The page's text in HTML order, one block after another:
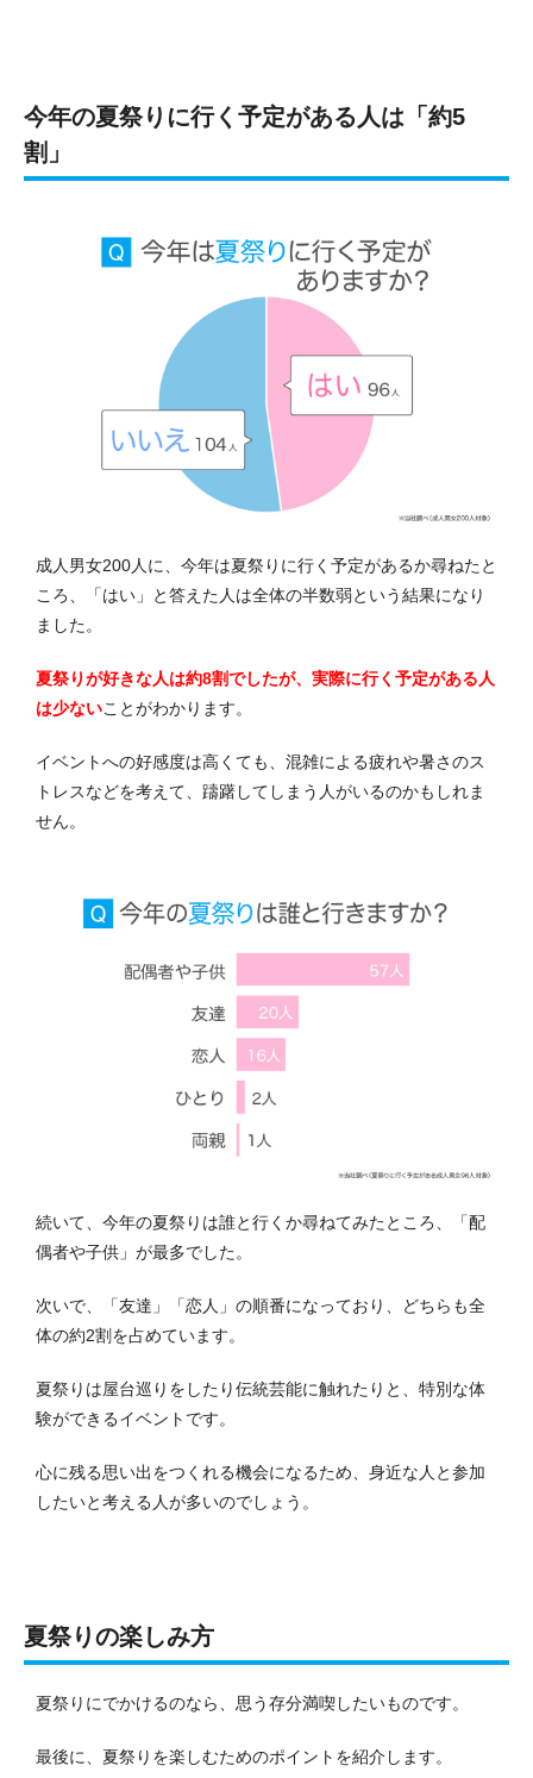
今年の夏祭りに行く予定がある人は「約5
割」
成人男女200人に、今年は夏祭りに行く予定があるか尋ねたと
ころ、「はい」と答えた人は全体の半数弱という結果になり
ました。
夏祭りが好きな人は約8割でしたが、実際に行く予定がある人
は少ないことがわかります。
イベントへの好感度は高くても、混雑による疲れや暑さのス
トレスなどを考えて、躊躇してしまう人がいるのかもしれま
せん。
続いて、今年の夏祭りは誰と行くか尋ねてみたところ、「配
偶者や子供」が最多でした。
次いで、「友達」「恋人」の順番になっており、どちらも全
体の約2割を占めています。
夏祭りは屋台巡りをしたり伝統芸能に触れたりと、特別な体
験ができるイベントです。
心に残る思い出をつくれる機会になるため、身近な人と参加
したいと考える人が多いのでしょう。
夏祭りの楽しみ方
夏祭りにでかけるのなら、思う存分満喫したいものです。
最後に、夏祭りを楽しむためのポイントを紹介します。